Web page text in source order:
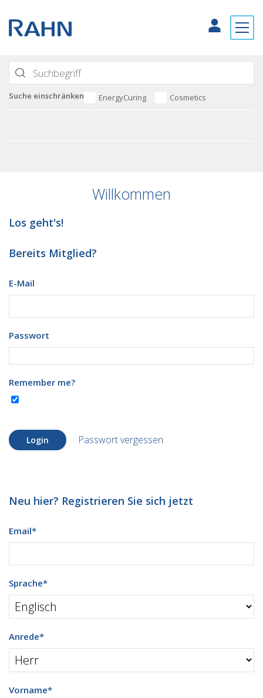
Suche einschränken EnergyCuring Cosmetics
Willkommen
Los geht's!
Bereits Mitglied?
E-Mail
Passwort
Remember me?
Login Passwort vergessen
Neu hier? Registrieren Sie sich jetzt
Email*
Sprache*
Anrede*
Vorname*